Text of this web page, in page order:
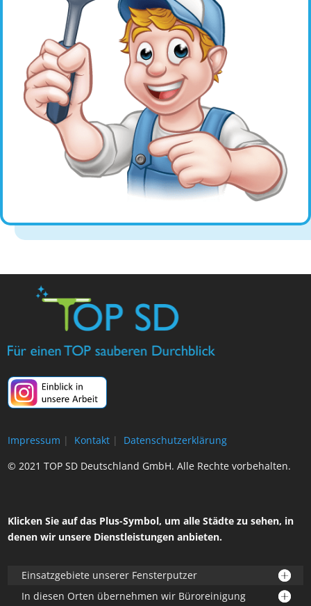
Impressum | Kontakt |
Datenschutzerklärung
© 2021 TOP SD Deutschland GmbH. Alle Rechte vorbehalten.
Klicken Sie auf das Plus-Symbol, um alle Städte zu sehen, in
denen wir unsere Dienstleistungen anbieten.
Einsatzgebiete unserer Fensterputzer
In diesen Orten übernehmen wir Büroreinigung